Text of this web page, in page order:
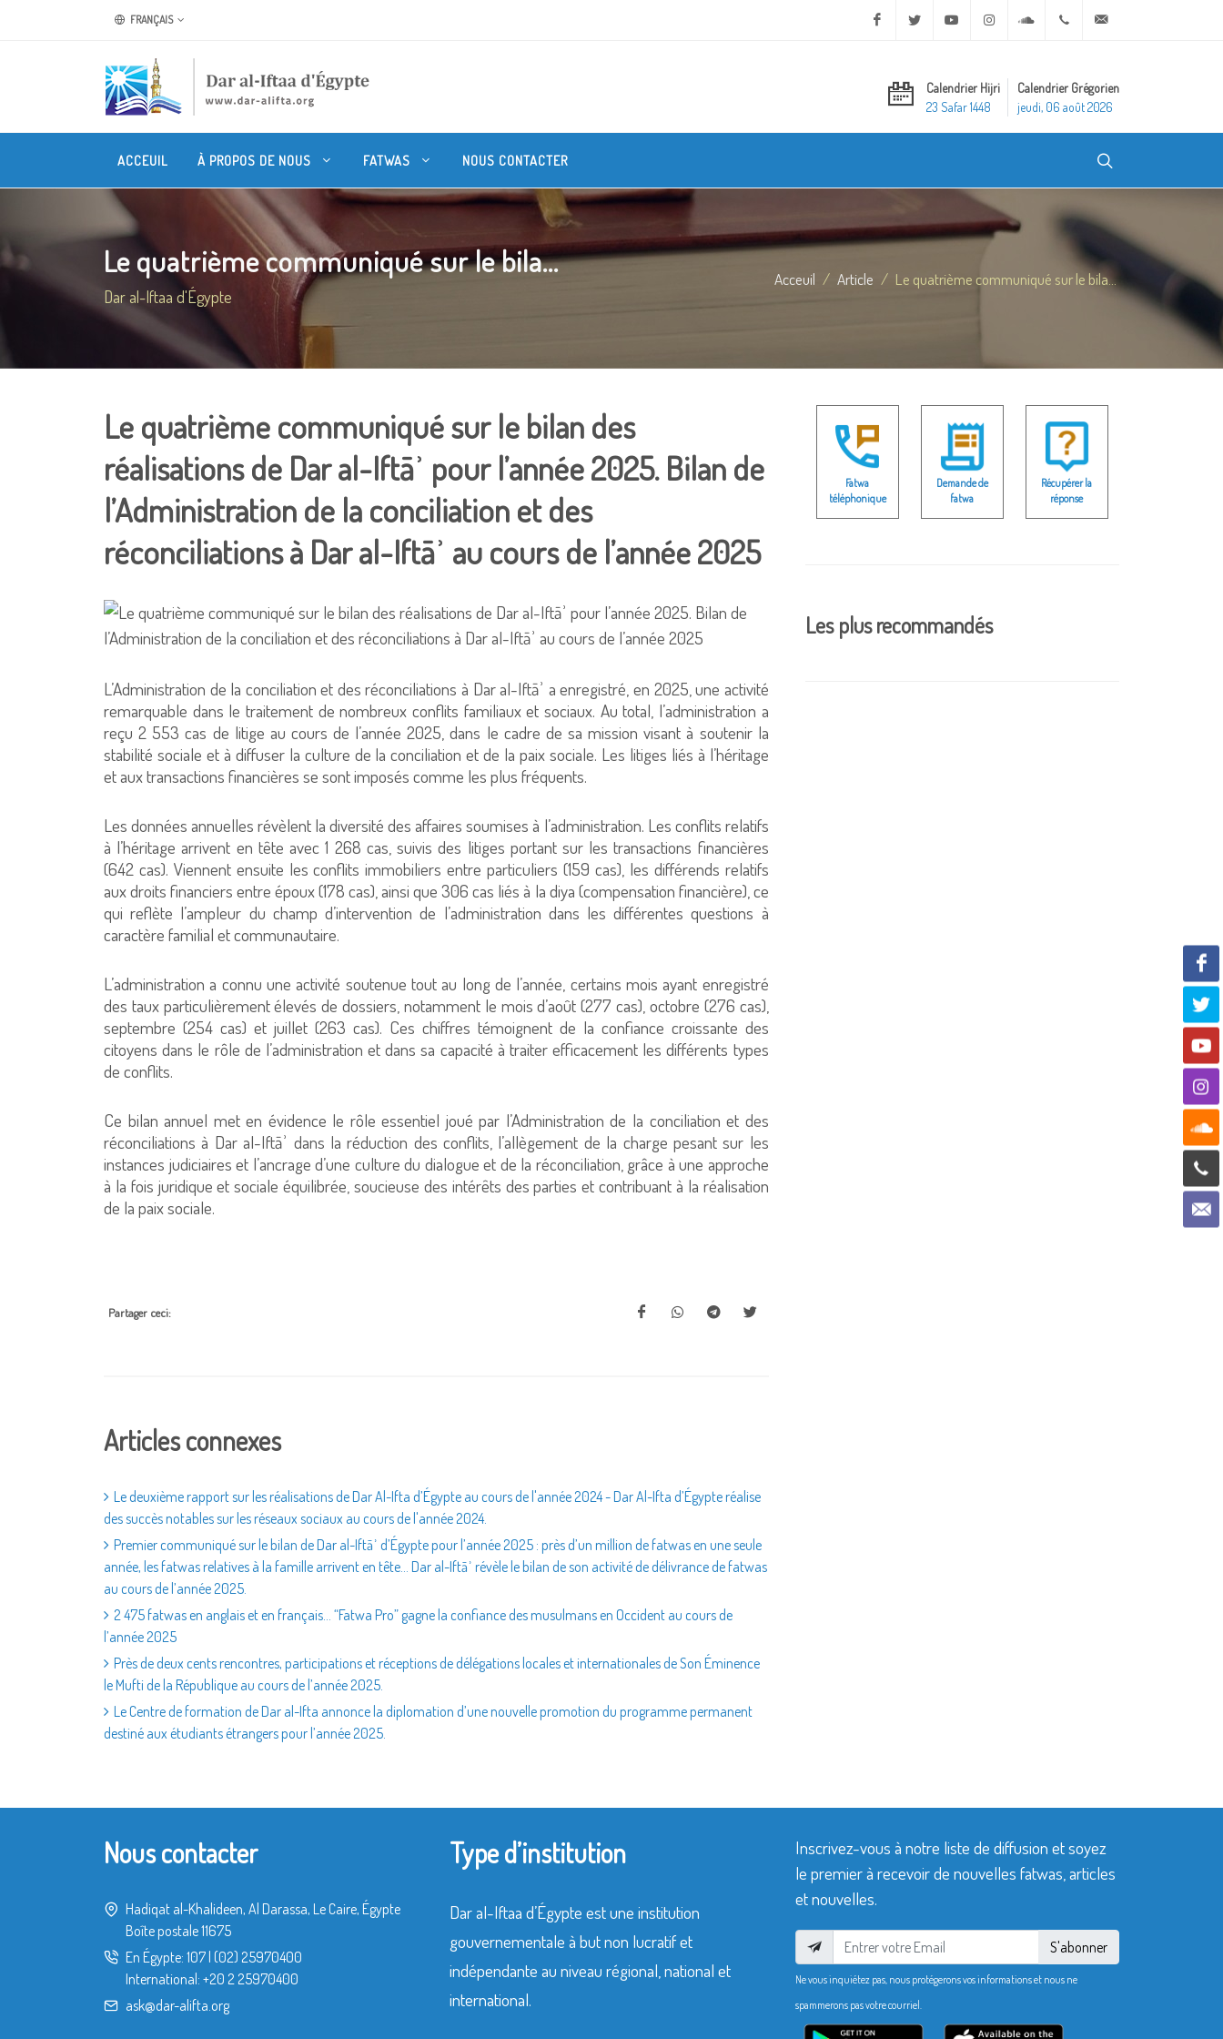
FRANÇAIS Facebook Twitter Youtube Instagram Soundcloud+20 2 25970400
Calendrier Hijri
23 Safar 1448
Calendrier Grégorien
jeudi, 06 août 2026
ACCEUIL À PROPOS DE NOUS FATWAS NOUS CONTACTER
Le quatrième communiqué sur le bila...
Dar al-Iftaa d'Égypte
Acceuil Article Le quatrième communiqué sur le bila...
Le quatrième communiqué sur le bilan des
réalisations de Dar al-Iftāʾ pour l’année 2025. Bilan de
l’Administration de la conciliation et des
réconciliations à Dar al-Iftāʾ au cours de l’année 2025
L’Administration de la conciliation et des réconciliations à Dar al-Iftāʾ a enregistré, en 2025, une activité
remarquable dans le traitement de nombreux conflits familiaux et sociaux. Au total, l’administration a
reçu 2 553 cas de litige au cours de l’année 2025, dans le cadre de sa mission visant à soutenir la
stabilité sociale et à diffuser la culture de la conciliation et de la paix sociale. Les litiges liés à l’héritage
et aux transactions financières se sont imposés comme les plus fréquents.
Les données annuelles révèlent la diversité des affaires soumises à l’administration. Les conflits relatifs
à l’héritage arrivent en tête avec 1 268 cas, suivis des litiges portant sur les transactions financières
(642 cas). Viennent ensuite les conflits immobiliers entre particuliers (159 cas), les différends relatifs
aux droits financiers entre époux (178 cas), ainsi que 306 cas liés à la diya (compensation financière), ce
qui reflète l’ampleur du champ d’intervention de l’administration dans les différentes questions à
caractère familial et communautaire.
L’administration a connu une activité soutenue tout au long de l’année, certains mois ayant enregistré
des taux particulièrement élevés de dossiers, notamment le mois d’août (277 cas), octobre (276 cas),
septembre (254 cas) et juillet (263 cas). Ces chiffres témoignent de la confiance croissante des
citoyens dans le rôle de l’administration et dans sa capacité à traiter efficacement les différents types
de conflits.
Ce bilan annuel met en évidence le rôle essentiel joué par l’Administration de la conciliation et des
réconciliations à Dar al-Iftāʾ dans la réduction des conflits, l’allègement de la charge pesant sur les
instances judiciaires et l’ancrage d’une culture du dialogue et de la réconciliation, grâce à une approche
à la fois juridique et sociale équilibrée, soucieuse des intérêts des parties et contribuant à la réalisation
de la paix sociale.
Partager ceci:
Articles connexes
Le deuxième rapport sur les réalisations de Dar Al-Ifta d’Égypte au cours de l'année 2024 - Dar Al-Ifta d’Égypte réalise
des succès notables sur les réseaux sociaux au cours de l'année 2024.
Premier communiqué sur le bilan de Dar al-Iftāʾ d’Égypte pour l’année 2025 : près d’un million de fatwas en une seule
année, les fatwas relatives à la famille arrivent en tête… Dar al-Iftāʾ révèle le bilan de son activité de délivrance de fatwas
au cours de l’année 2025.
2 475 fatwas en anglais et en français… “Fatwa Pro” gagne la confiance des musulmans en Occident au cours de
l’année 2025
Près de deux cents rencontres, participations et réceptions de délégations locales et internationales de Son Éminence
le Mufti de la République au cours de l’année 2025.
Le Centre de formation de Dar al-Ifta annonce la diplomation d’une nouvelle promotion du programme permanent
destiné aux étudiants étrangers pour l’année 2025.
Fatwa
téléphonique
Demande de
fatwa
Récupérer la
réponse
Les plus recommandés
Nous contacter
Hadiqat al-Khalideen, Al Darassa, Le Caire, Égypte
Boîte postale 11675
En Égypte: 107 (02) 25970400
International: +20 2 25970400
ask@dar-alifta.org
Type d’institution
Dar al-Iftaa d’Égypte est une institution
gouvernementale à but non lucratif et
indépendante au niveau régional, national et
international.
Inscrivez-vous à notre liste de diffusion et soyez
le premier à recevoir de nouvelles fatwas, articles
et nouvelles.
S'abonner
Ne vous inquiétez pas, nous protégerons vos informations et nous ne
spammerons pas votre courriel.